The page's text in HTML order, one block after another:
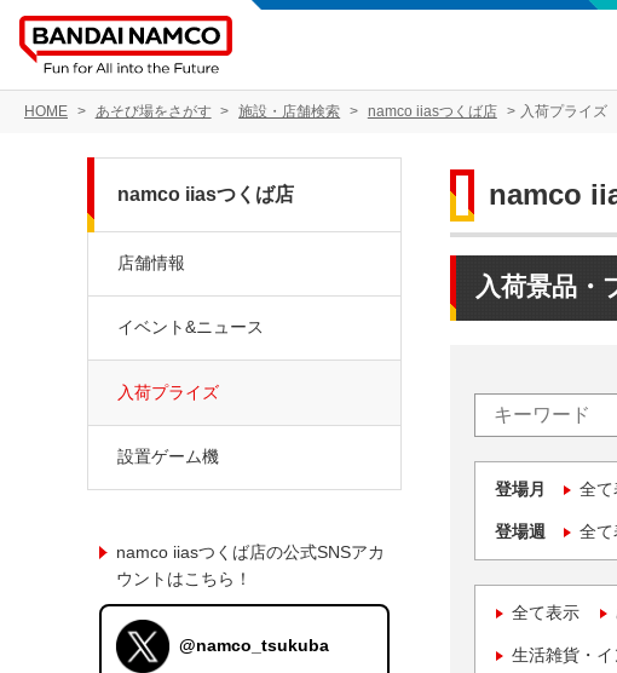
HOME あそび場をさがす 施設・店舗検索 namco iiasつくば店 入荷プライズ
namco
入荷景品・
登場月 全て
登場週 全て
全て表示
生活雑貨・
namco iiasつくば店
店舗情報
イベント&ニュース
入荷プライズ
設置ゲーム機
namco iiasつくば店の公式SNSアカ
ウントはこちら！
@namco_tsukuba